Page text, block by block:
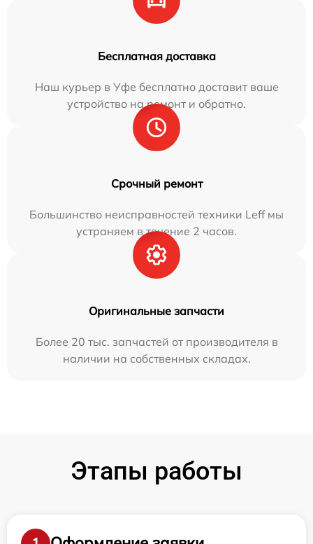
Бесплатная доставка
Наш курьер в Уфе бесплатно доставит ваше
устройство на ремонт и обратно.
Срочный ремонт
Большинство неисправностей техники Leff мы
устраняем в течение 2 часов.
Оригинальные запчасти
Более 20 тыс. запчастей от производителя в
наличии на собственных складах.
Этапы работы